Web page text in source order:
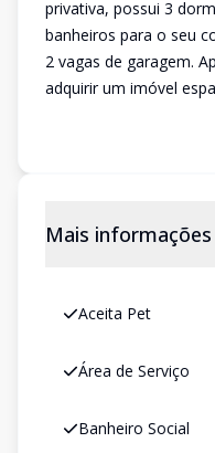
privativa, possui 3
banheiros para o seu
2 vagas de garagem.
adquirir um imóvel
Mais informações
Aceita Pet
Área de Serviço
Banheiro Social